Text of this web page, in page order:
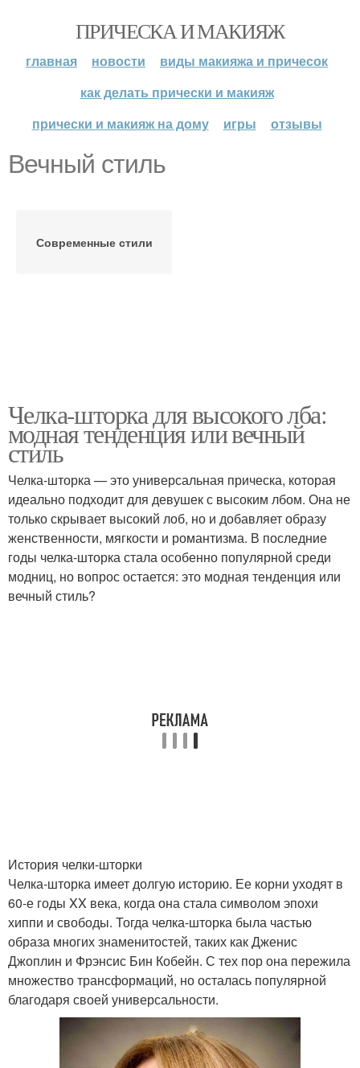
ПРИЧЕСКА И МАКИЯЖ
главная новости
виды макияжа и причесок
как делать прически и макияж
прически и макияж на дому
игры отзывы
Вечный стиль
Современные стили
Челка-шторка для высокого лба:
модная тенденция или вечный
стиль
Челка-шторка — это универсальная прическа, которая
идеально подходит для девушек с высоким лбом. Она не
только скрывает высокий лоб, но и добавляет образу
женственности, мягкости и романтизма. В последние
годы челка-шторка стала особенно популярной среди
модниц, но вопрос остается: это модная тенденция или
вечный стиль?
История челки-шторки
Челка-шторка имеет долгую историю. Ее корни уходят в
60-е годы XX века, когда она стала символом эпохи
хиппи и свободы. Тогда челка-шторка была частью
образа многих знаменитостей, таких как Дженис
Джоплин и Фрэнсис Бин Кобейн. С тех пор она пережила
множество трансформаций, но осталась популярной
благодаря своей универсальности.